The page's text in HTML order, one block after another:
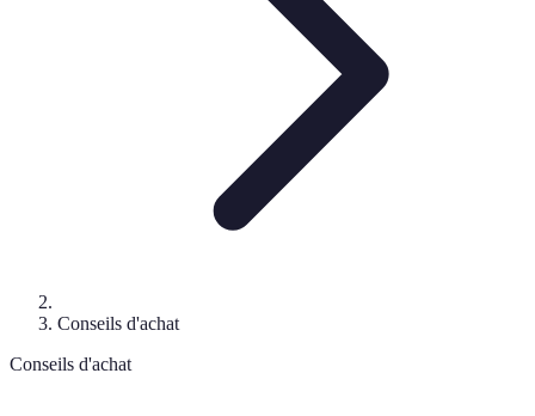
Conseils d'achat
Conseils d'achat